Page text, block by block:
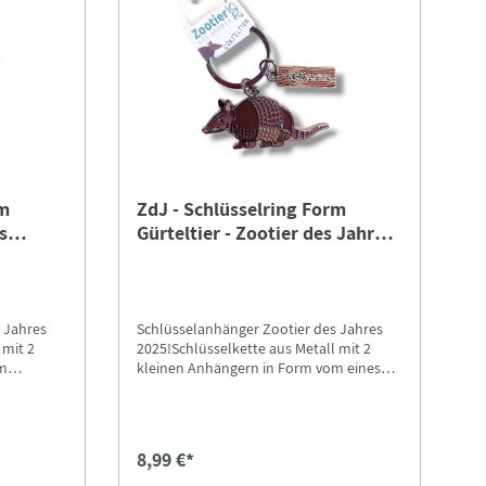
2
auf
ZdJ - Schlüsselring Form
Gürteltier - Zootier des Jahres
Schlüsselanhänger Zootier des Jahres
2025!Schlüsselkette aus Metall mit 2
kleinen Anhängern in Form vom eines
ZukunftGürteltiere sind stille Botschafter
8,99 €*